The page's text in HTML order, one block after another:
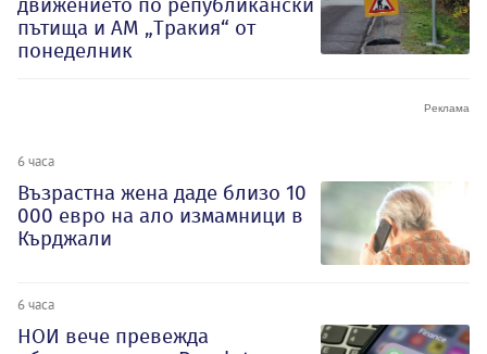
пътища и АМ „Тракия“ от
понеделник
6 часа
Възрастна жена даде близо 10
000 евро на ало измамници в
Кърджали
6 часа
НОИ вече превежда